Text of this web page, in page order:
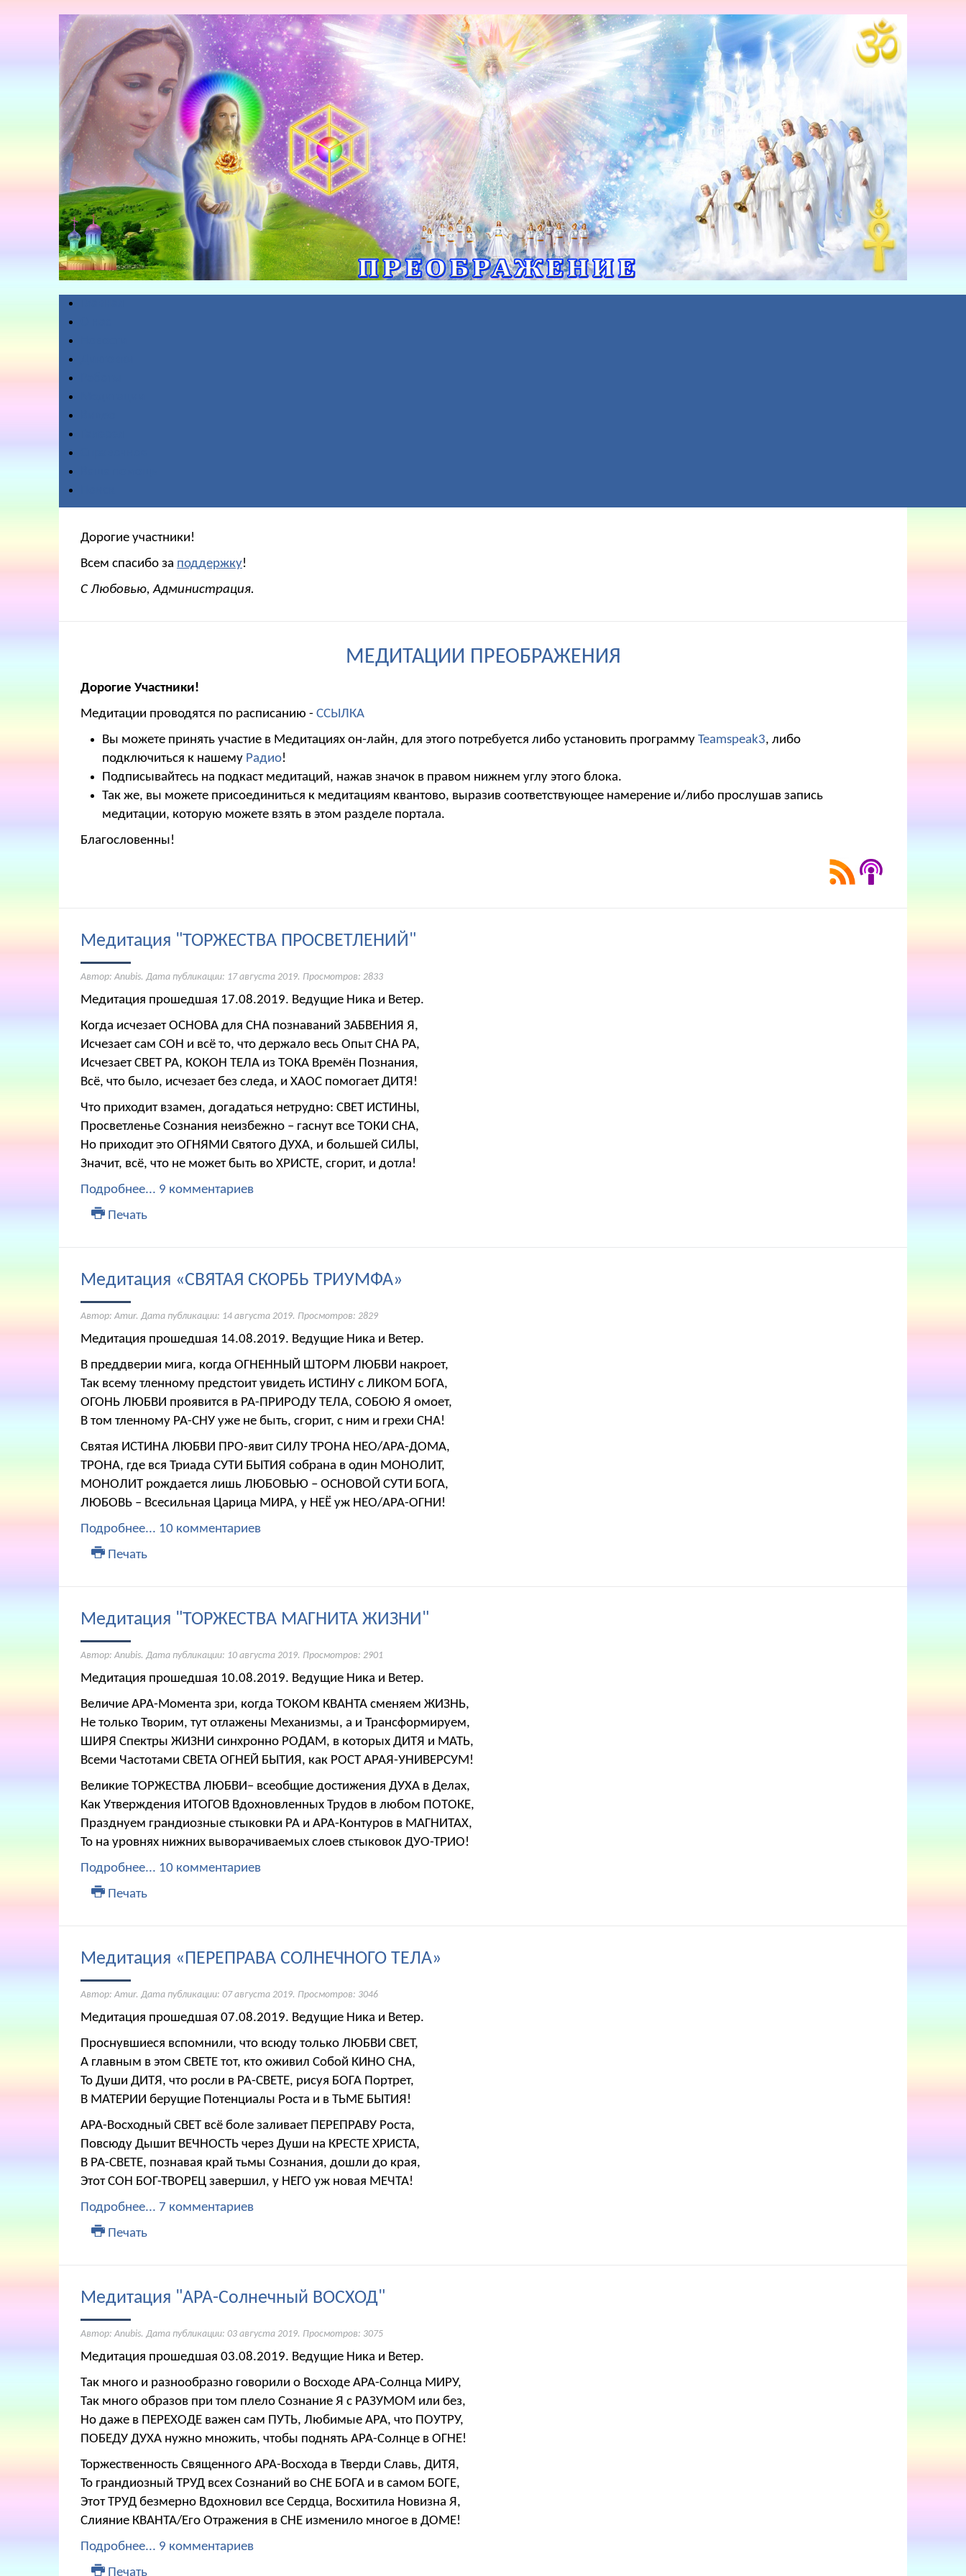
Дорогие участники!
Всем спасибо за поддержку!
С Любовью, Администрация.
МЕДИТАЦИИ ПРЕОБРАЖЕНИЯ
Дорогие Участники!
Медитации проводятся по расписанию - ССЫЛКА
Вы можете принять участие в Медитациях он-лайн, для этого потребуется либо установить программу Teamspeak3, либо
подключиться к нашему Радио!
Подписывайтесь на подкаст медитаций, нажав значок в правом нижнем углу этого блока.
Так же, вы можете присоединиться к медитациям квантово, выразив соответствующее намерение и/либо прослушав запись
медитации, которую можете взять в этом разделе портала.
Благословенны!
Медитация "ТОРЖЕСТВА ПРОСВЕТЛЕНИЙ"
Автор: Anubis. Дата публикации: 17 августа 2019. Просмотров: 2833
Медитация прошедшая 17.08.2019. Ведущие Ника и Ветер.
Когда исчезает ОСНОВА для СНА познаваний ЗАБВЕНИЯ Я,
Исчезает сам СОН и всё то, что держало весь Опыт СНА РА,
Исчезает СВЕТ РА, КОКОН ТЕЛА из ТОКА Времён Познания,
Всё, что было, исчезает без следа, и ХАОС помогает ДИТЯ!
Что приходит взамен, догадаться нетрудно: СВЕТ ИСТИНЫ,
Просветленье Сознания неизбежно – гаснут все ТОКИ СНА,
Но приходит это ОГНЯМИ Святого ДУХА, и большей СИЛЫ,
Значит, всё, что не может быть во ХРИСТЕ, сгорит, и дотла!
Подробнее... 9 комментариев
Печать
Медитация «СВЯТАЯ СКОРБЬ ТРИУМФА»
Автор: Amur. Дата публикации: 14 августа 2019. Просмотров: 2829
Медитация прошедшая 14.08.2019. Ведущие Ника и Ветер.
В преддверии мига, когда ОГНЕННЫЙ ШТОРМ ЛЮБВИ накроет,
Так всему тленному предстоит увидеть ИСТИНУ с ЛИКОМ БОГА,
ОГОНЬ ЛЮБВИ проявится в РА-ПРИРОДУ ТЕЛА, СОБОЮ Я омоет,
В том тленному РА-СНУ уже не быть, сгорит, с ним и грехи СНА!
Святая ИСТИНА ЛЮБВИ ПРО-явит СИЛУ ТРОНА НЕО/АРА-ДОМА,
ТРОНА, где вся Триада СУТИ БЫТИЯ собрана в один МОНОЛИТ,
МОНОЛИТ рождается лишь ЛЮБОВЬЮ – ОСНОВОЙ СУТИ БОГА,
ЛЮБОВЬ – Всесильная Царица МИРА, у НЕЁ уж НЕО/АРА-ОГНИ!
Подробнее... 10 комментариев
Печать
Медитация "ТОРЖЕСТВА МАГНИТА ЖИЗНИ"
Автор: Anubis. Дата публикации: 10 августа 2019. Просмотров: 2901
Медитация прошедшая 10.08.2019. Ведущие Ника и Ветер.
Величие АРА-Момента зри, когда ТОКОМ КВАНТА сменяем ЖИЗНЬ,
Не только Творим, тут отлажены Механизмы, а и Трансформируем,
ШИРЯ Спектры ЖИЗНИ синхронно РОДАМ, в которых ДИТЯ и МАТЬ,
Всеми Частотами СВЕТА ОГНЕЙ БЫТИЯ, как РОСТ АРАЯ-УНИВЕРСУМ!
Великие ТОРЖЕСТВА ЛЮБВИ– всеобщие достижения ДУХА в Делах,
Как Утверждения ИТОГОВ Вдохновленных Трудов в любом ПОТОКЕ,
Празднуем грандиозные стыковки РА и АРА-Контуров в МАГНИТАХ,
То на уровнях нижних выворачиваемых слоев стыковок ДУО-ТРИО!
Подробнее... 10 комментариев
Печать
Медитация «ПЕРЕПРАВА СОЛНЕЧНОГО ТЕЛА»
Автор: Amur. Дата публикации: 07 августа 2019. Просмотров: 3046
Медитация прошедшая 07.08.2019. Ведущие Ника и Ветер.
Проснувшиеся вспомнили, что всюду только ЛЮБВИ СВЕТ,
А главным в этом СВЕТЕ тот, кто оживил Собой КИНО СНА,
То Души ДИТЯ, что росли в РА-СВЕТЕ, рисуя БОГА Портрет,
В МАТЕРИИ берущие Потенциалы Роста и в ТЬМЕ БЫТИЯ!
АРА-Восходный СВЕТ всё боле заливает ПЕРЕПРАВУ Роста,
Повсюду Дышит ВЕЧНОСТЬ через Души на КРЕСТЕ ХРИСТА,
В РА-СВЕТЕ, познавая край тьмы Сознания, дошли до края,
Этот СОН БОГ-ТВОРЕЦ завершил, у НЕГО уж новая МЕЧТА!
Подробнее... 7 комментариев
Печать
Медитация "АРА-Солнечный ВОСХОД"
Автор: Anubis. Дата публикации: 03 августа 2019. Просмотров: 3075
Медитация прошедшая 03.08.2019. Ведущие Ника и Ветер.
Так много и разнообразно говорили о Восходе АРА-Солнца МИРУ,
Так много образов при том плело Сознание Я с РАЗУМОМ или без,
Но даже в ПЕРЕХОДЕ важен сам ПУТЬ, Любимые АРА, что ПОУТРУ,
ПОБЕДУ ДУХА нужно множить, чтобы поднять АРА-Солнце в ОГНЕ!
Торжественность Священного АРА-Восхода в Тверди Славь, ДИТЯ,
То грандиозный ТРУД всех Сознаний во СНЕ БОГА и в самом БОГЕ,
Этот ТРУД безмерно Вдохновил все Сердца, Восхитила Новизна Я,
Слияние КВАНТА/Его Отражения в СНЕ изменило многое в ДОМЕ!
Подробнее... 9 комментариев
Печать